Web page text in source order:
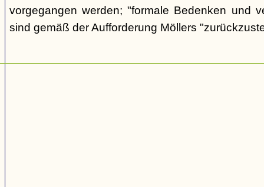
vorgegangen werden; "formale Bedenken und
sind gemäß der Aufforderung Möllers